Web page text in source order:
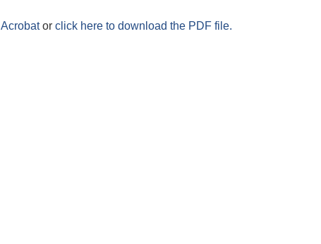
or click here to download the PDF file.